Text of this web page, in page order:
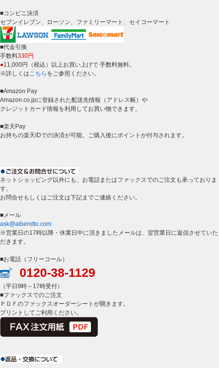
■コンビニ決済
セブンイレブン、ローソン、ファミリーマート、セイコーマート
■代金引換
手数料330円
●11,000円（税込）以上お買い上げで 手数料無料。
※詳しくはこちら をご参照ください。
■Amazon Pay
Amazon.co.jpに登録された配送先情報（アドレス帳）や
クレジットカード情報を利用してお買い物できます。
■楽天Pay
お持ちの楽天IDでの決済が可能。ご購入後にポイントが付与されます。
ネットショッピング以外にも、お電話またはファックスでのご注文も承っておりま
す。
お問合せもしくはご注文は下記までご連絡ください。
■メール
ask@alberotto.com
※営業日の17時以降・休業日中に頂きましたメールは、翌営業日に返信させていた
だきます。
■お電話（フリーコール）
0120-38-1129
（平日9時～17時受付）
■ファックスでのご注文
ＰＤＦのファックスオーダーシートが開きます。
プリントしてご利用ください。